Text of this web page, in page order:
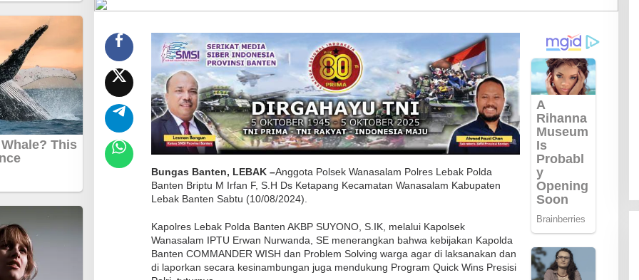
l
s
e
W
a
n
a
s
a
l
a
m
P
o
Bungas Banten, LEBAK –Anggota Polsek Wanasalam Polres Lebak Polda
Banten Briptu M Irfan F, S.H Ds Ketapang Kecamatan Wanasalam Kabupaten
Lebak Banten Sabtu (10/08/2024).
Kapolres Lebak Polda Banten AKBP SUYONO, S.IK, melalui Kapolsek
Wanasalam IPTU Erwan Nurwanda, SE menerangkan bahwa kebijakan Kapolda
Banten COMMANDER WISH dan Problem Solving warga agar di laksanakan dan
di laporkan secara kesinambungan juga mendukung Program Quick Wins Presisi